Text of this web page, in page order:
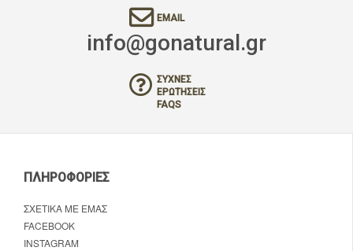
EMAIL
info@gonatural.gr
ΣΥΧΝΈΣ
ΕΡΩΤΉΣΕΙΣ
FAQS
ΠΛΗΡΟΦΟΡΊΕΣ
ΣΧΕΤΙΚΆ ΜΕ ΕΜΆΣ
FACEBOOK
INSTAGRAM